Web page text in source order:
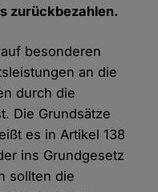
zurückbezahlen.
besonderen
an die
durch die
Die Grundsätze
es in Artikel 138
ins Grundgesetz
sollten die